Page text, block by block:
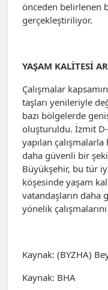
önceden belirlenen
gerçekleştiriliyor.
YAŞAM KALİTESİ
Çalışmalar
taşları yenileriyle
bazı bölgelerde
oluşturuldu. İzmit
yapılan
daha güvenli bir
Büyükşehir, bu tür
köşesinde yaşam
vatandaşların daha
yönelik
Kaynak: (BYZHA)
Kaynak: BHA